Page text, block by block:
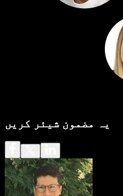
یہ مضمون شیئر کریں